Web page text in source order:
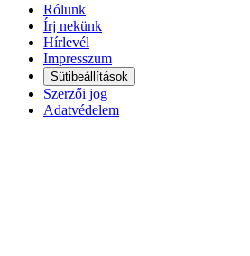
Rólunk
Írj nekünk
Hírlevél
Impresszum
Sütibeállítások
Szerzői jog
Adatvédelem